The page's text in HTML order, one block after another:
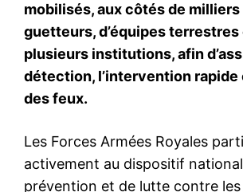
S'ABONNER MAINTENANT